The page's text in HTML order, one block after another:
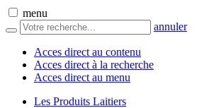
menu
annuler
Acces direct au contenu
Acces direct à la recherche
Acces direct au menu
Les Produits Laitiers